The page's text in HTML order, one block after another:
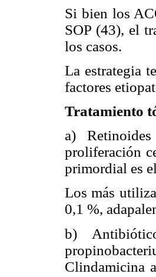
Si bien los
SOP (43), el
los casos.
La estrategia
factores
Tratamiento
a)
proliferación
primordial es
Los más
0,1 %,
b)
Clindamicina